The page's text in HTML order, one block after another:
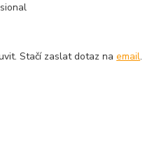
Stačí zaslat dotaz naemail.